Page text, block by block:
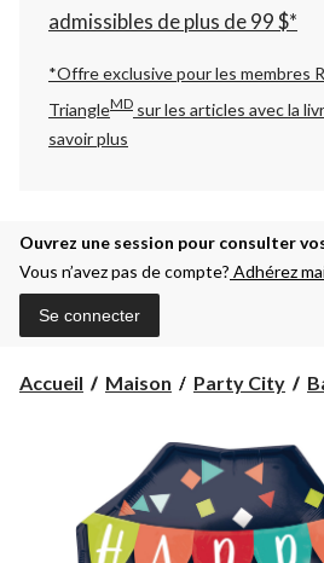
admissibles de plus de 99 $*
*Offre exclusive pour les membres
TriangleMD sur les articles avec la
savoir plus
Ouvrez une session pour consulter
Vous n’avez pas de compte? Adhérez
Se connecter
Accueil Maison Party City